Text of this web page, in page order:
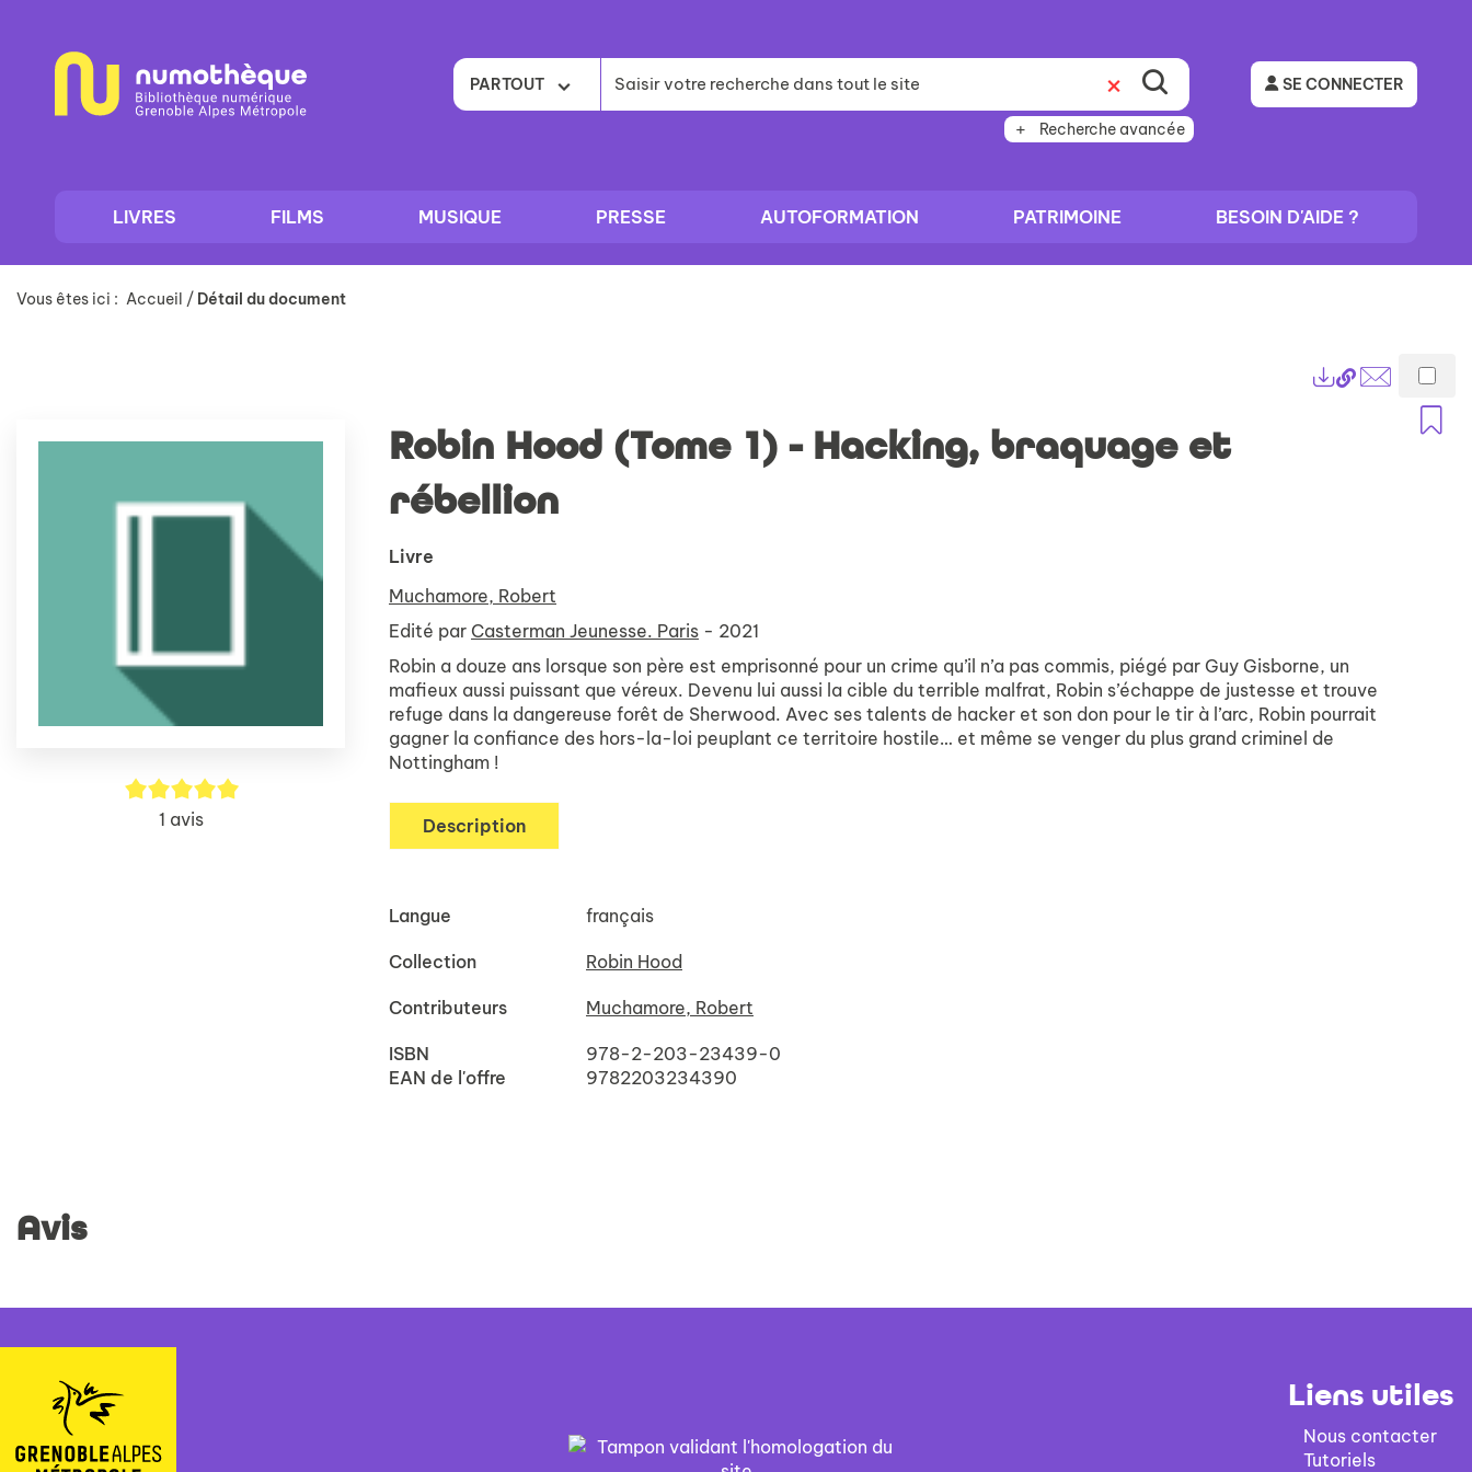
contenu
PARTOUT
Recherche avancée
SE CONNECTER
LIVRES FILMS MUSIQUE PRESSE AUTOFORMATION PATRIMOINE BESOIN D'AIDE ?
Vous êtes ici : Accueil / Détail du document
Lien
permanent
(Nouvelle
Envoyer
5/5
1 avis
Robin Hood (Tome 1) - Hacking, braquage et
rébellion
Livre
Muchamore, Robert
Edité par Casterman Jeunesse. Paris - 2021
Robin a douze ans lorsque son père est emprisonné pour un crime qu’il n’a pas commis, piégé par Guy Gisborne, un
mafieux aussi puissant que véreux. Devenu lui aussi la cible du terrible malfrat, Robin s’échappe de justesse et trouve
refuge dans la dangereuse forêt de Sherwood. Avec ses talents de hacker et son don pour le tir à l’arc, Robin pourrait
gagner la confiance des hors-la-loi peuplant ce territoire hostile… et même se venger du plus grand criminel de
Nottingham !
Description
Langue français
Collection Robin Hood
Contributeurs Muchamore, Robert
ISBN
978-2-203-23439-0
EAN de l'offre
9782203234390
Avis
Liens utiles
Nous contacter
Tutoriels